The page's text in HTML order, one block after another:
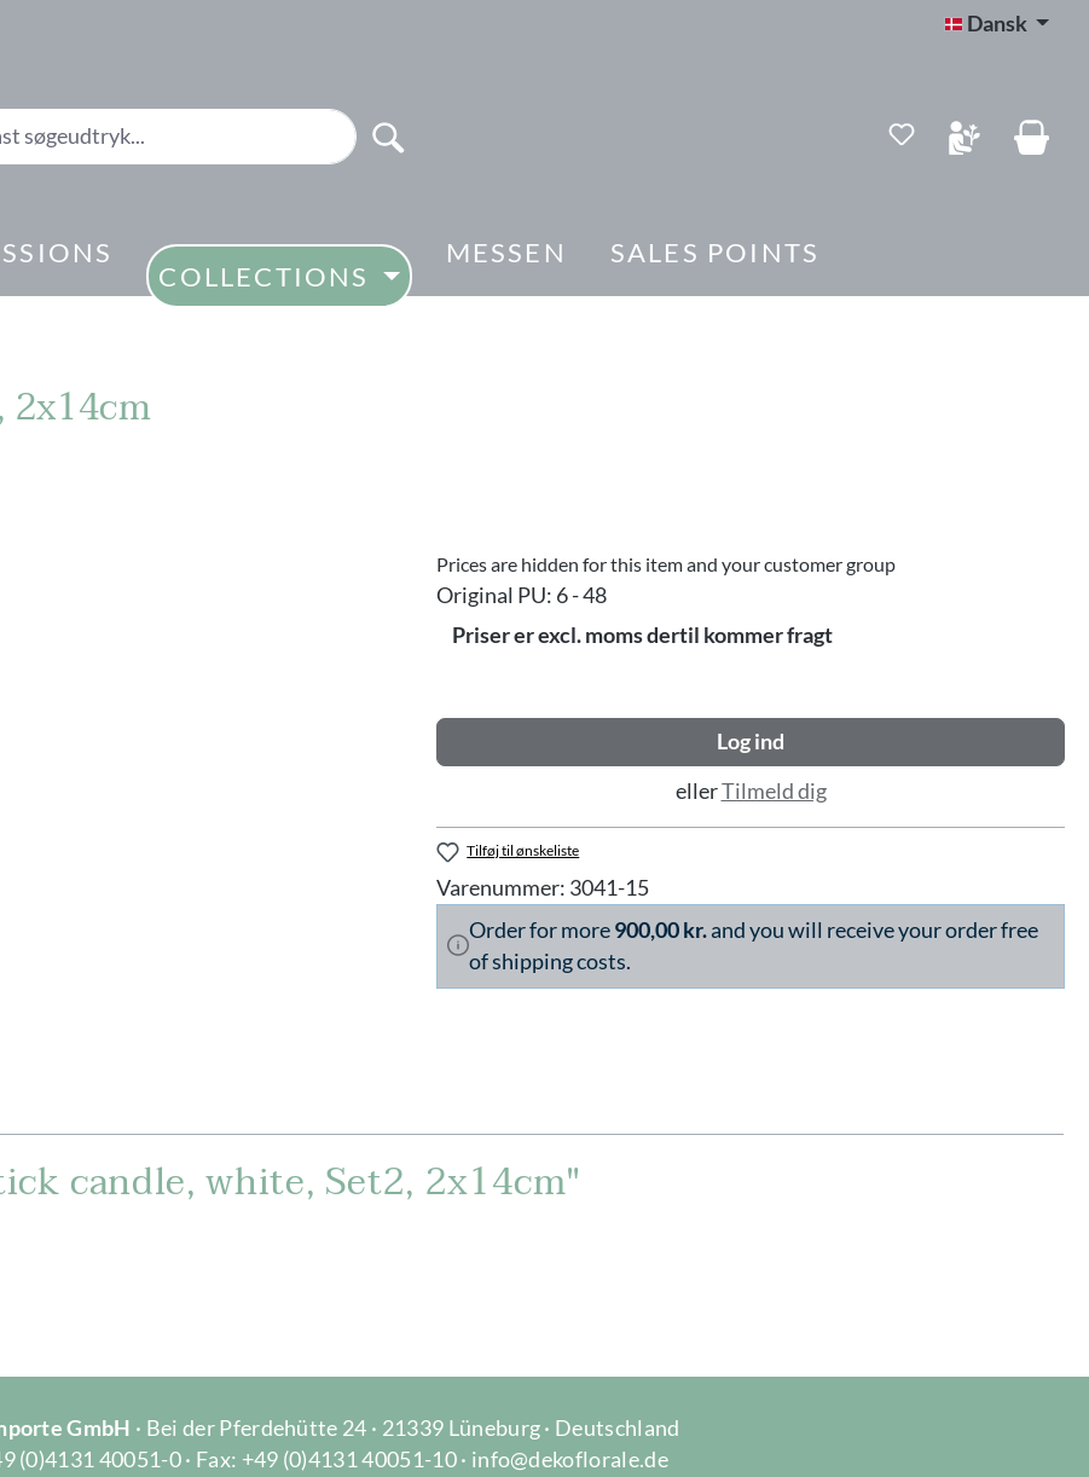
Dansk
Du har 0
COLLECTIONS
MESSEN SALES POINTS
2x14cm
Prices are hidden for this item and your customer group
Original PU: 6 - 48
Priser er excl. moms dertil kommer fragt
Log ind
ellerTilmeld dig
Tilføj til ønskeliste
Varenummer: 3041-15
Order for more900,00 kr.and you will receive your order free
of shipping costs.
candle, white, Set2, 2x14cm"
GmbH · Bei der Pferdehütte 24 · 21339 Lüneburg · Deutschland
(0)4131 40051-0 · Fax: +49 (0)4131 40051-10 · info@dekoflorale.de